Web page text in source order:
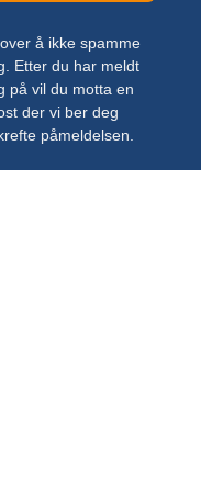
å ikke spamme
Etter du har meldt
på vil du motta en
der vi ber deg
påmeldelsen.